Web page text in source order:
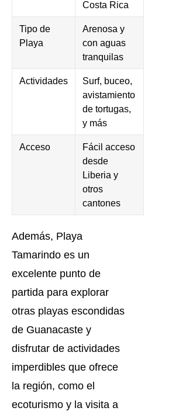
Costa Rica
Tipo de
Playa
Arenosa y
con aguas
tranquilas
Actividades
Surf, buceo,
avistamiento
de tortugas,
y más
Acceso
Fácil acceso
desde
Liberia y
otros
cantones
Además, Playa
Tamarindo es un
excelente punto de
partida para explorar
otras playas escondidas
de Guanacaste y
disfrutar de actividades
imperdibles que ofrece
la región, como el
ecoturismo y la visita a